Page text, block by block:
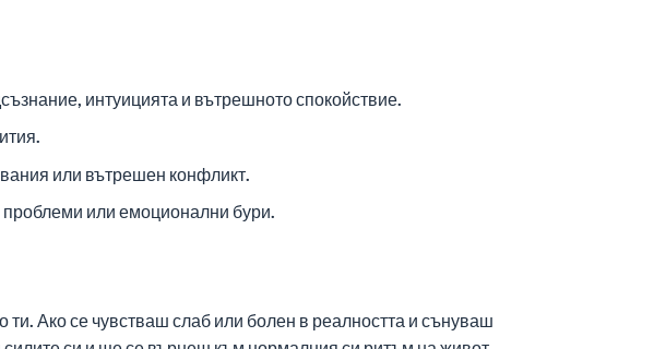
интуицията и вътрешното спокойствие.
или вътрешен конфликт.
проблеми или емоционални бури.
Ако се чувстваш слаб или болен в реалността и сънуваш